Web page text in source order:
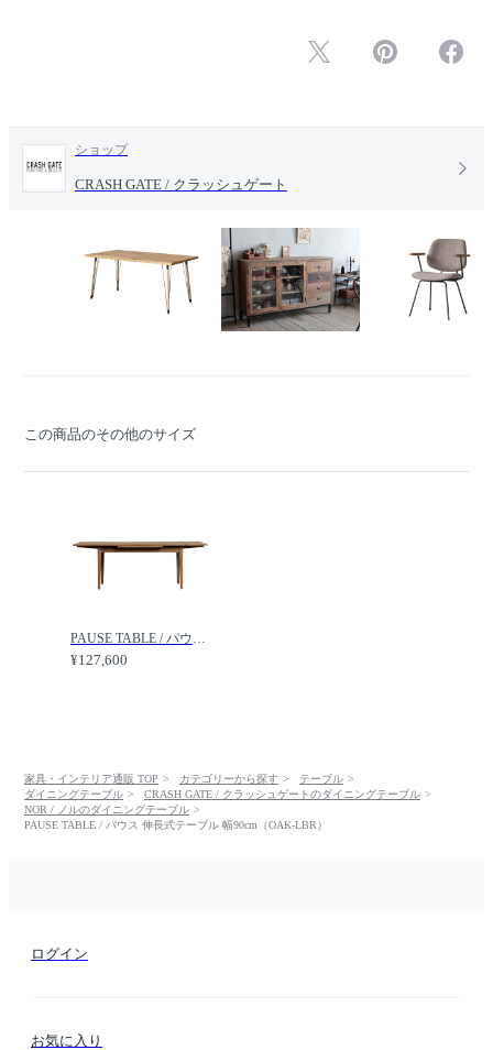
ショップ
CRASH GATE / クラッシュゲート
この商品のその他のサイズ
¥127,600
家具・インテリア通販 TOP カテゴリーから探す
テーブル
ダイニングテーブル
CRASH GATE / クラッシュゲートのダイニングテーブル
NOR / ノルのダイニングテーブル
PAUSE TABLE / パウス 伸長式テーブル 幅90cm（OAK-LBR）
ログイン
お気に入り